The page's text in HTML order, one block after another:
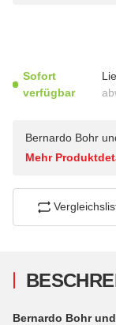
Sofort
verfügbar
Bernardo Bohr
Mehr
Bernardo Bohr